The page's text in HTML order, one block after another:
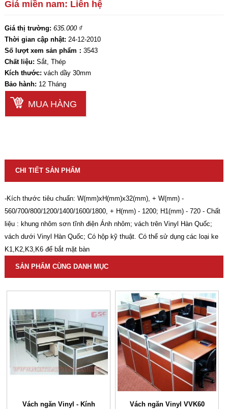
Giá miền nam: Liên hệ
Giá thị trường: 635.000 ₫
Thời gian cập nhật: 24-12-2010
Số lượt xem sản phẩm： 3543
Chất liệu: Sắt, Thép
Kích thước: vách dầy 30mm
Bảo hành: 12 Tháng
MUA HÀNG
CHI TIẾT SẢN PHẨM
-Kích thước tiêu chuẩn: W(mm)xH(mm)x32(mm), + W(mm) -
560/700/800/1200/1400/1600/1800, + H(mm) - 1200; H1(mm) - 720 - Chất
liệu : khung nhôm sơn tĩnh điện Ánh nhôm; vách trên Vinyl Hàn Quốc;
vách dưới Vinyl Hàn Quốc; Có hộp kỹ thuật. Có thể sử dụng các loại ke
K1,K2,K3,K6 để bắt mặt bàn
SẢN PHẨM CÙNG DANH MỤC
Vách ngăn Vinyl - Kính
Vách ngăn Vinyl VVK60